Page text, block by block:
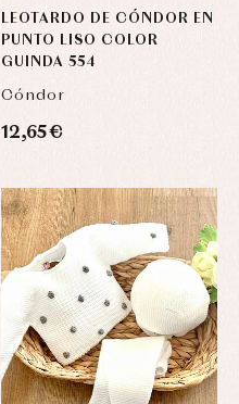
LEOTARDO DE CÓNDOR EN
PUNTO LISO COLOR
GUINDA 554
Cóndor
12,65 €
Arras